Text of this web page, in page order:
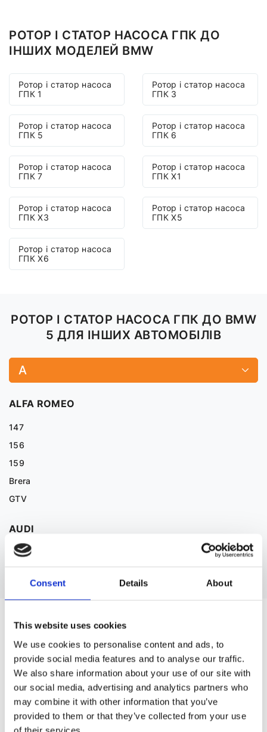
Consent Details About
This website uses cookies
We use cookies to personalise content and ads, to
provide social media features and to analyse our traffic.
We also share information about your use of our site with
our social media, advertising and analytics partners who
may combine it with other information that you’ve
provided to them or that they’ve collected from your use
of their services.
РОТОР І СТАТОР НАСОСА ГПК ДО
ІНШИХ МОДЕЛЕЙ BMW
Ротор і статор насоса
ГПК 1
Ротор і статор насоса
ГПК 3
Ротор і статор насоса
ГПК 5
Ротор і статор насоса
ГПК 6
Ротор і статор насоса
ГПК 7
Ротор і статор насоса
ГПК X1
Ротор і статор насоса
ГПК X3
Ротор і статор насоса
ГПК X5
Ротор і статор насоса
ГПК X6
РОТОР І СТАТОР НАСОСА ГПК ДО BMW
5 ДЛЯ ІНШИХ АВТОМОБІЛІВ
A
ALFA ROMEO
147
156
159
Brera
GTV
AUDI
ЗАПЧАСТИНИ ДО BMW 5